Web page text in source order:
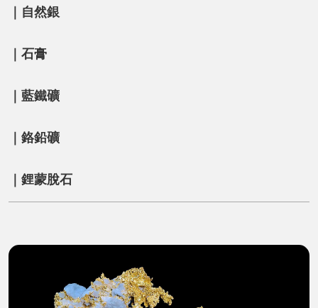
｜自然銀
｜石膏
｜藍鐵礦
｜鉻鉛礦
｜鋰蒙脫石